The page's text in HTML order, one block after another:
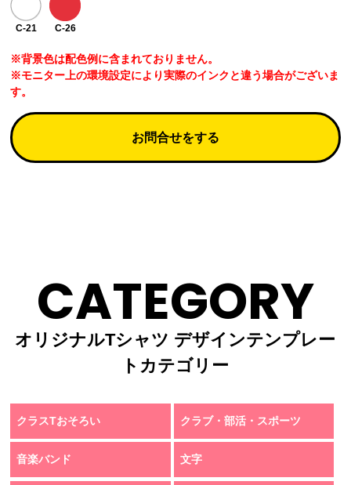
C-21 C-26
※背景色は配色例に含まれておりません。
※モニター上の環境設定により実際のインクと違う場合がございま
す。
お問合せをする
CATEGORY
オリジナルTシャツ デザインテンプレー
トカテゴリー
クラスTおそろい クラブ・部活・スポーツ
音楽バンド 文字